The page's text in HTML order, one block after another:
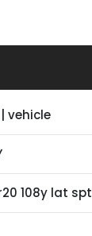
vehicle
108y lat